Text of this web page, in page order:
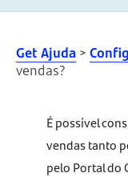
Get Ajuda >
vendas?
É possível
vendas tanto
pelo Portal do